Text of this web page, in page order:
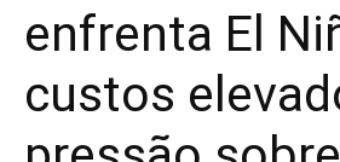
enfrenta El
custos